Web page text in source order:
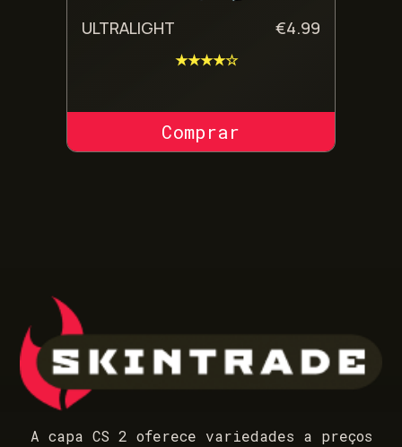
ULTRALIGHT €4.99
★★★★☆
COMPRAR SKIN
A capa CS 2 oferece variedades a preços